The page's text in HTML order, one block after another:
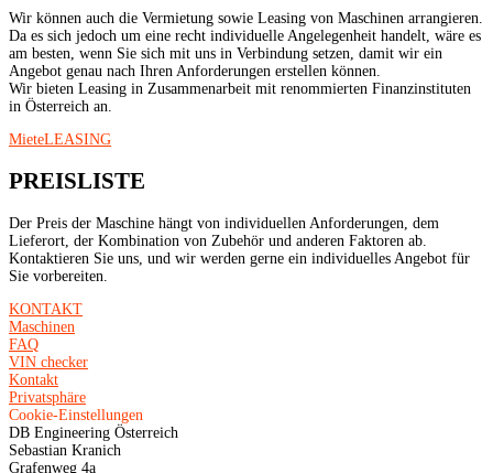
Wir können auch die Vermietung sowie Leasing von Maschinen arrangieren.
Da es sich jedoch um eine recht individuelle Angelegenheit handelt, wäre es
am besten, wenn Sie sich mit uns in Verbindung setzen, damit wir ein
Angebot genau nach Ihren Anforderungen erstellen können.
Wir bieten Leasing in Zusammenarbeit mit renommierten Finanzinstituten
in Österreich an.
MieteLEASING
PREISLISTE
Der Preis der Maschine hängt von individuellen Anforderungen, dem
Lieferort, der Kombination von Zubehör und anderen Faktoren ab.
Kontaktieren Sie uns, und wir werden gerne ein individuelles Angebot für
Sie vorbereiten.
KONTAKT
Maschinen
FAQ
VIN checker
Kontakt
Privatsphäre
Cookie-Einstellungen
DB Engineering Österreich
Sebastian Kranich
Grafenweg 4a